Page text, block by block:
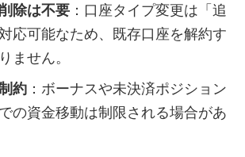
除は不要 ：口座タイプ変更は「追
応可能なため、既存口座を解約す
ません。
約 ：ボーナスや未決済ポジション
の資金移動は制限される場合があ